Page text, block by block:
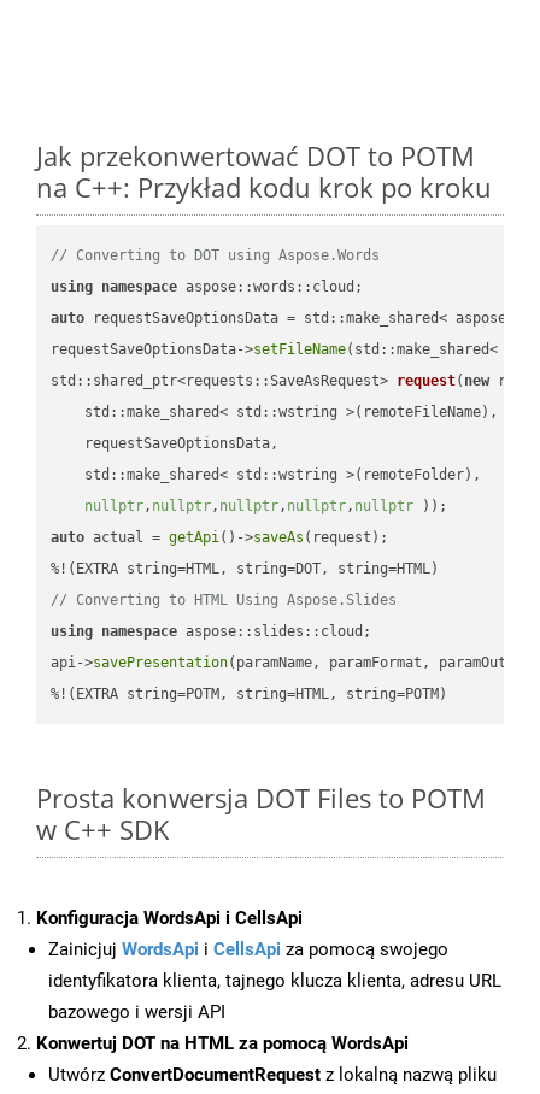
Jak przekonwertować DOT to POTM
na C++: Przykład kodu krok po kroku
// Converting to DOT using Aspose.Words
using namespace
auto requestSaveOptionsData = std::make_shared<
requestSaveOptionsData->setFileName(std::make_shared<
std::shared_ptr<requests::SaveAsRequest> request( new
    std::make_shared< std::wstring >(remoteFileName),
    requestSaveOptionsData,
    std::make_shared< std::wstring >(remoteFolder),
nullptr, nullptr, nullptr, nullptr, nullptr ))
auto actual = getApi()->saveAs (request);
// Converting to HTML Using Aspose.Slides
using namespace aspose::slides::cloud;
api->savePresentation(paramName, paramFormat,
%!(EXTRA string=POTM, string=HTML, string=POTM)
Prosta konwersja DOT Files to POTM
w C++ SDK
Konfiguracja WordsApi i CellsApi
Zainicjuj WordsApi i CellsApi za pomocą swojego
identyfikatora klienta, tajnego klucza klienta, adresu URL
bazowego i wersji API
Konwertuj DOT na HTML za pomocą WordsApi
Utwórz ConvertDocumentRequest z lokalną nazwą pliku